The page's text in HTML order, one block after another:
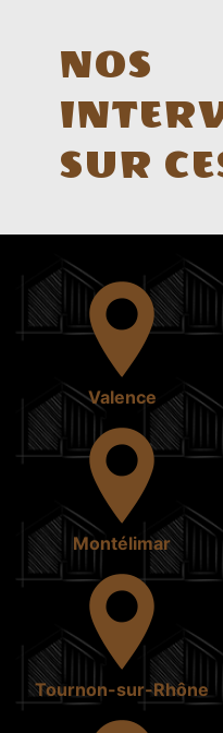
NOS
SUR
Valence
Montélimar
Tournon-sur-Rhône